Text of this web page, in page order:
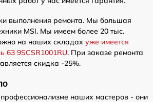
выполнения ремонта. Мы большая
MSI. Мы имеем более 20 тыс.
на наших складах уже имеется
63 9SCSR1001RU. При заказе ремонта
скидка -25%.
наших мастеров - они